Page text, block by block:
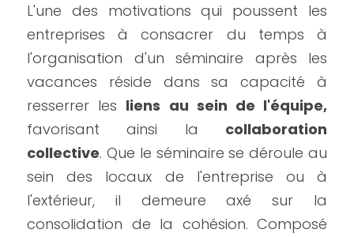
L'une des motivations qui poussent les
entreprises à consacrer du temps à
l'organisation d'un séminaire après les
vacances réside dans sa capacité à
resserrer les liens au sein de l'équipe,
favorisant ainsi la collaboration
collective. Que le séminaire se déroule au
sein des locaux de l'entreprise ou à
l'extérieur, il demeure axé sur la
consolidation de la cohésion. Composé